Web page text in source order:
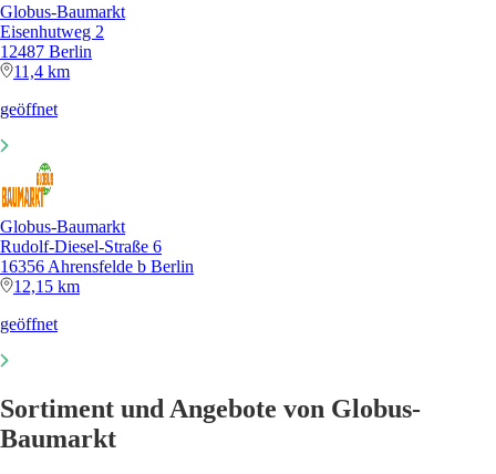
Globus-Baumarkt
Eisenhutweg 2
12487 Berlin
11,4 km
geöffnet
Globus-Baumarkt
Rudolf-Diesel-Straße 6
16356 Ahrensfelde b Berlin
12,15 km
geöffnet
Sortiment und Angebote von Globus-
Baumarkt